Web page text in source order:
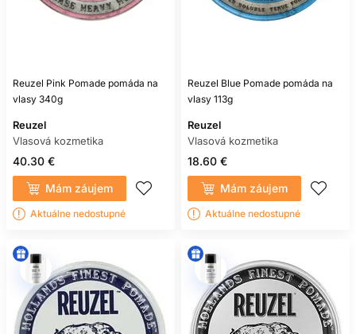
Reuzel Pink Pomade pomáda na
vlasy 340g
Reuzel
Vlasová kozmetika
40.30 €
Mám záujem
Aktuálne nedostupné
Reuzel Blue Pomade pomáda na
vlasy 113g
Reuzel
Vlasová kozmetika
18.60 €
Mám záujem
Aktuálne nedostupné